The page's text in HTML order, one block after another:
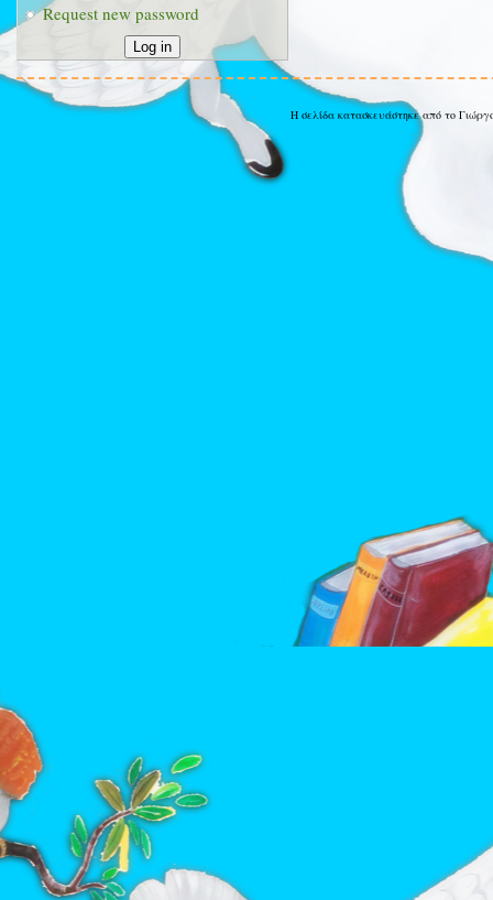
Request new password
Η σελίδα κατασκευάστηκε από το